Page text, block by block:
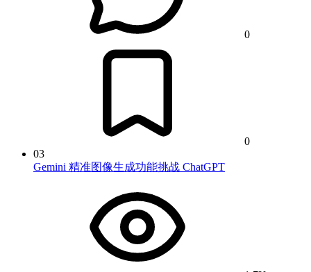
0
0
03
Gemini 精准图像生成功能挑战 ChatGPT